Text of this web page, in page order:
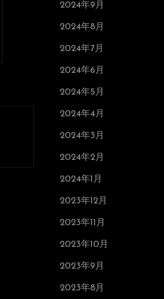
2024年9月
2024年8月
2024年7月
2024年6月
2024年5月
2024年4月
2024年3月
2024年2月
2024年1月
2023年12月
2023年11月
2023年10月
2023年9月
2023年8月